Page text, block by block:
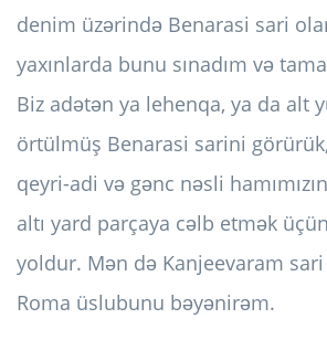
denim üzərində Benarasi sari
yaxınlarda bunu sınadım və
Biz adətən ya lehenqa, ya da alt
örtülmüş Benarasi sarini
qeyri-adi və gənc nəsli
altı yard parçaya cəlb etmək
yoldur. Mən də Kanjeevaram
Roma üslubunu bəyənirəm.